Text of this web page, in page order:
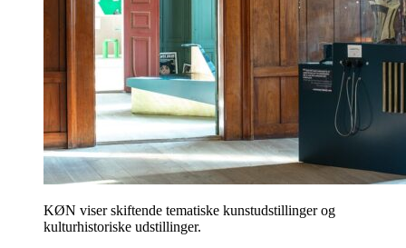
KØN viser skiftende tematiske kunstudstillinger og
kulturhistoriske udstillinger.